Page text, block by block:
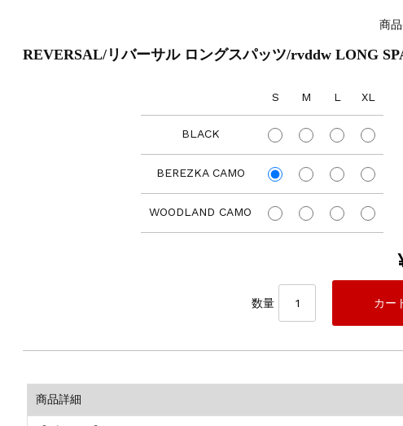
商
REVERSAL/リバーサル ロングスパッツ/rvddw LONG
S M L XL
BLACK
BEREZKA CAMO
WOODLAND CAMO
数量
商品詳細